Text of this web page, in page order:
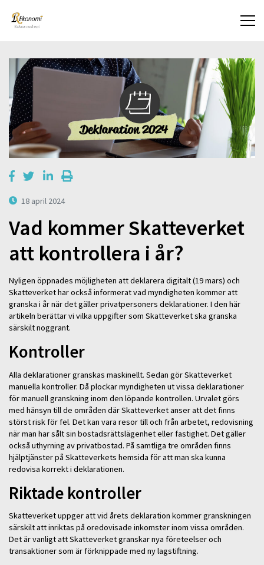
18 april 2024
Vad kommer Skatteverket
att kontrollera i år?
Nyligen öppnades möjligheten att deklarera digitalt (19 mars) och
Skatteverket har också informerat vad myndigheten kommer att
granska i år när det gäller privatpersoners deklarationer. I den här
artikeln berättar vi vilka uppgifter som Skatteverket ska granska
särskilt noggrant.
Kontroller
Alla deklarationer granskas maskinellt. Sedan gör Skatteverket
manuella kontroller. Då plockar myndigheten ut vissa deklarationer
för manuell granskning inom den löpande kontrollen. Urvalet görs
med hänsyn till de områden där Skatteverket anser att det finns
störst risk för fel. Det kan vara resor till och från arbetet, redovisning
när man har sålt sin bostadsrättslägenhet eller fastighet. Det gäller
också uthyrning av privatbostad. På samtliga tre områden finns
hjälptjänster på Skatteverkets hemsida för att man ska kunna
redovisa korrekt i deklarationen.
Riktade kontroller
Skatteverket uppger att vid årets deklaration kommer granskningen
särskilt att inriktas på oredovisade inkomster inom vissa områden.
Det är vanligt att Skatteverket granskar nya företeelser och
transaktioner som är förknippade med ny lagstiftning.